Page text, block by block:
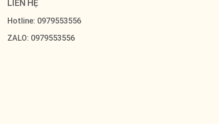
LIÊN HỆ
Hotline: 0979553556
ZALO: 0979553556